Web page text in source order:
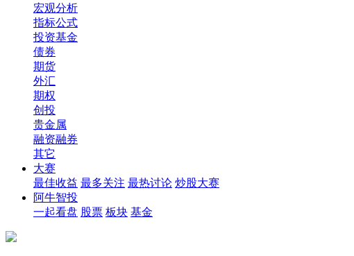
宏观分析
指标公式
投资基金
债券
期货
外汇
期权
创投
贵金属
融资融券
其它
大赛
最佳收益 最多关注 最热讨论 炒股大赛
阿牛智投
一起看盘 股票 板块 基金